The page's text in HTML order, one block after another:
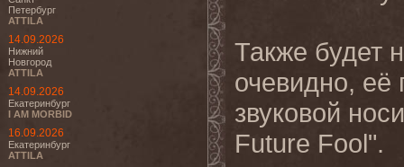
Петербург
ATTILA
14.09.2026
Нижний
Новгород
ATTILA
14.09.2026
Екатеринбург
I AM MORBID
16.09.2026
Екатеринбург
ATTILA
Также будет
очевидно, её
звуковой
Future Fool".